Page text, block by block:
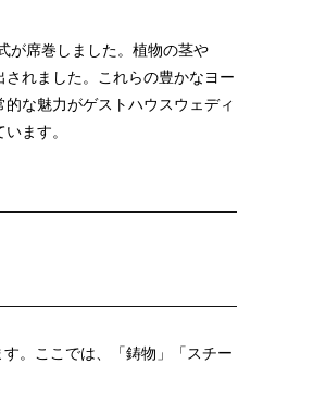
が席巻しました。植物の茎や
れました。これらの豊かなヨー
な魅力がゲストハウスウェディ
ます。
。ここでは、「鋳物」「スチー